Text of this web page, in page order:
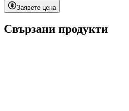
Заявете цена
Свързани продукти